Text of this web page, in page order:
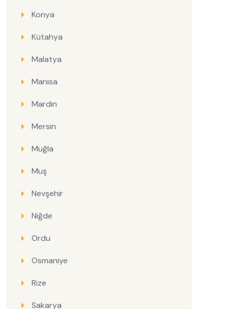
Konya
Kütahya
Malatya
Manisa
Mardin
Mersin
Muğla
Muş
Nevşehir
Niğde
Ordu
Osmaniye
Rize
Sakarya